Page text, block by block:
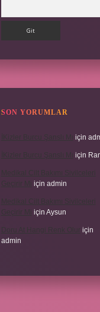
SON YORUMLAR
için
için
için admin
için Aysun
için
admin